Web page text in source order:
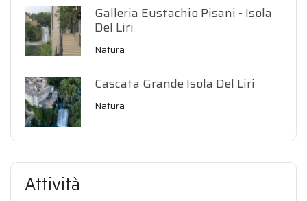
Galleria Eustachio Pisani - Isola
Del Liri
Natura
Cascata Grande Isola Del Liri
Natura
Attività